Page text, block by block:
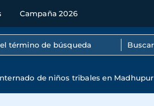
Campaña 2026
por texto completo
de niños tribales en Madhupur